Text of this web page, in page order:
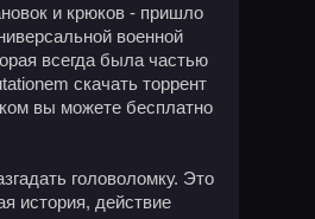
и крюков - пришло
военной
всегда была частью
скачать торрент
вы можете бесплатно
головоломку. Это
история, действие